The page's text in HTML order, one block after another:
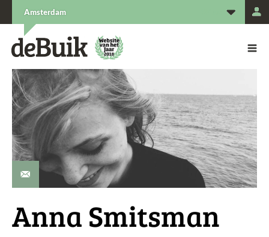
annasmitsman@gmail.com
Anna Smitsman
Amsterdam
De Buik van {city: city}
De Buik